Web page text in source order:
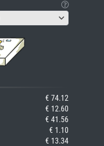
€ 74.12
€ 12.60
€ 41.56
€ 1.10
€ 13.34